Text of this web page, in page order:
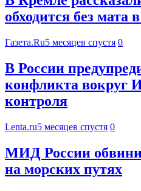
обходится без мата
Газета.Ru5 месяцев спустя 0
В России
конфликта вокруг
контроля
Lenta.ru5 месяцев спустя 0
МИД России
на морских путях